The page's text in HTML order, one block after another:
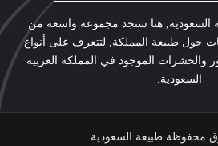
السعودية, هنا ستجد مجموعة واسعة من
حول طبيعة المملكة, لتتعرف على أنواع
والحشرات الموجود في المملكة العربية
السعودية.
محفوظة طبيعة السعودية